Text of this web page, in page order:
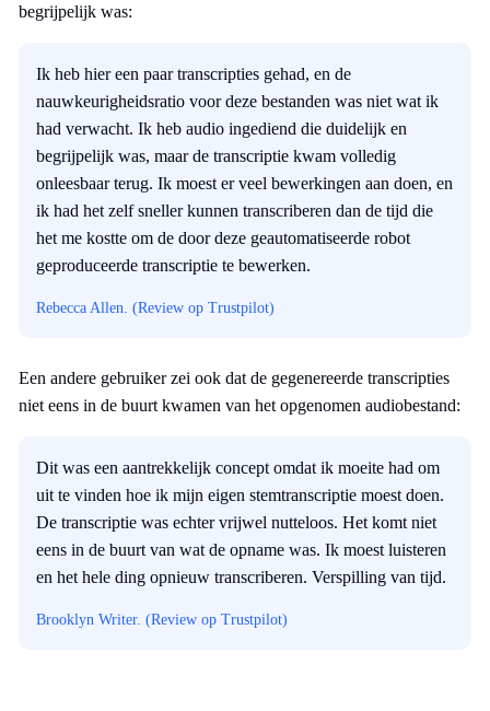
begrijpelijk was:
Ik heb hier een paar transcripties gehad, en de
nauwkeurigheidsratio voor deze bestanden was niet wat ik
had verwacht. Ik heb audio ingediend die duidelijk en
begrijpelijk was, maar de transcriptie kwam volledig
onleesbaar terug. Ik moest er veel bewerkingen aan doen, en
ik had het zelf sneller kunnen transcriberen dan de tijd die
het me kostte om de door deze geautomatiseerde robot
geproduceerde transcriptie te bewerken.
Rebecca Allen. (Review op Trustpilot)
Een andere gebruiker zei ook dat de gegenereerde transcripties
niet eens in de buurt kwamen van het opgenomen audiobestand:
Dit was een aantrekkelijk concept omdat ik moeite had om
uit te vinden hoe ik mijn eigen stemtranscriptie moest doen.
De transcriptie was echter vrijwel nutteloos. Het komt niet
eens in de buurt van wat de opname was. Ik moest luisteren
en het hele ding opnieuw transcriberen. Verspilling van tijd.
Brooklyn Writer. (Review op Trustpilot)